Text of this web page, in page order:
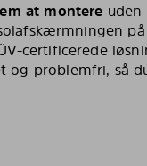
at montere
certificerede
problemfri, så